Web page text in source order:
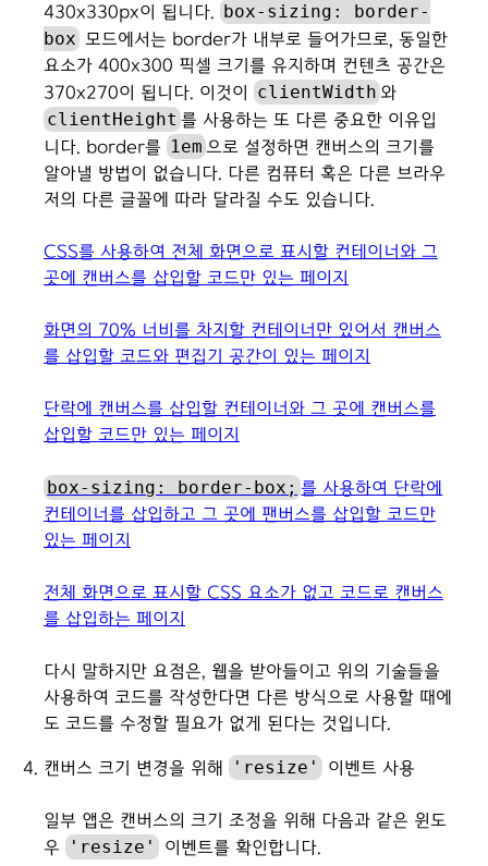
430x330px이 됩니다. box-sizing: border-
box 모드에서는 border가 내부로 들어가므로, 동일한
요소가 400x300 픽셀 크기를 유지하며 컨텐츠 공간은
370x270이 됩니다. 이것이
clientWidth 와
clientHeight 를 사용하는 또 다른 중요한 이유입
니다. border를 1em 으로 설정하면 캔버스의 크기를
알아낼 방법이 없습니다. 다른 컴퓨터 혹은 다른 브라우
저의 다른 글꼴에 따라 달라질 수도 있습니다.
CSS를 사용하여 전체 화면으로 표시할 컨테이너와 그
곳에 캔버스를 삽입할 코드만 있는 페이지
화면의 70% 너비를 차지할 컨테이너만 있어서 캔버스
를 삽입할 코드와 편집기 공간이 있는 페이지
단락에 캔버스를 삽입할 컨테이너와 그 곳에 캔버스를
삽입할 코드만 있는 페이지
box-sizing: border-box; 를 사용하여 단락에
컨테이너를 삽입하고 그 곳에 팬버스를 삽입할 코드만
있는 페이지
전체 화면으로 표시할 CSS 요소가 없고 코드로 캔버스
를 삽입하는 페이지
다시 말하지만 요점은, 웹을 받아들이고 위의 기술들을
사용하여 코드를 작성한다면 다른 방식으로 사용할 때에
도 코드를 수정할 필요가 없게 된다는 것입니다.
캔버스 크기 변경을 위해 'resize' 이벤트 사용
일부 앱은 캔버스의 크기 조정을 위해 다음과 같은 윈도
우
'resize' 이벤트를 확인합니다.